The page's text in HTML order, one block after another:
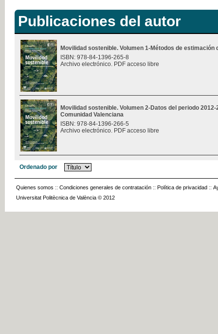
Publicaciones del autor
Movilidad sostenible. Volumen 1-Métodos de estimación
ISBN: 978-84-1396-265-8
Archivo electrónico. PDF acceso libre
Movilidad sostenible. Volumen 2-Datos del periodo 2012-
Comunidad Valenciana
ISBN: 978-84-1396-266-5
Archivo electrónico. PDF acceso libre
Ordenado por
Quienes somos :: Condiciones generales de contratación :: Política de privacidad ::
Universitat Politècnica de València © 2012